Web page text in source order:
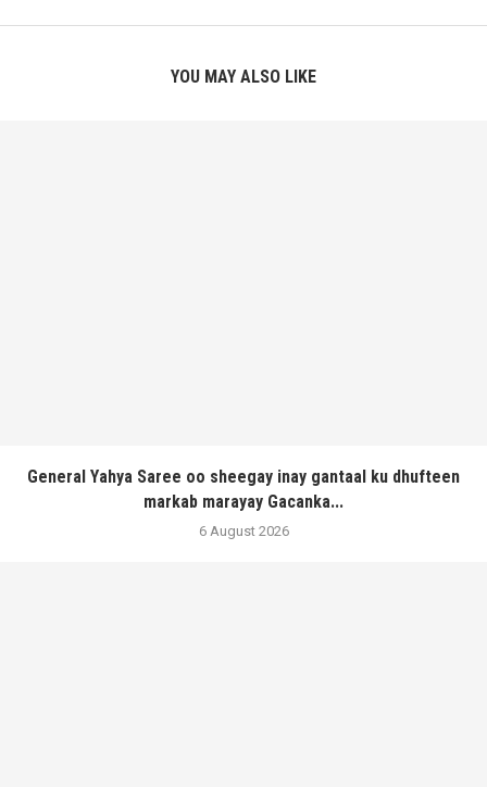
YOU MAY ALSO LIKE
General Yahya Saree oo sheegay inay gantaal ku dhufteen
markab marayay Gacanka...
6 August 2026